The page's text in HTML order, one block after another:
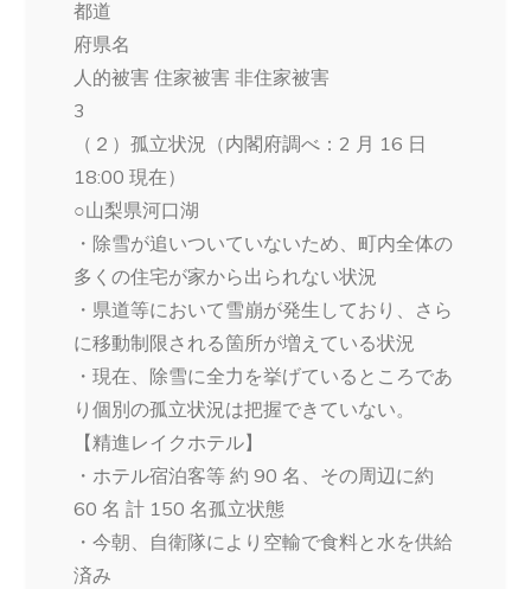
都道
府県名
人的被害 住家被害 非住家被害
3
（２）孤立状況（内閣府調べ：2 月 16 日
18:00 現在）
○山梨県河口湖
・除雪が追いついていないため、町内全体の
多くの住宅が家から出られない状況
・県道等において雪崩が発生しており、さら
に移動制限される箇所が増えている状況
・現在、除雪に全力を挙げているところであ
り個別の孤立状況は把握できていない。
【精進レイクホテル】
・ホテル宿泊客等 約 90 名、その周辺に約
60 名 計 150 名孤立状態
・今朝、自衛隊により空輸で食料と水を供給
済み